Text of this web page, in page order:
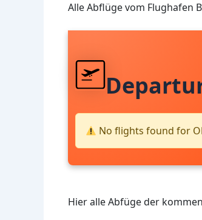
Alle Abflüge vom Flughafen
No flights found for
Hier alle Abfüge der